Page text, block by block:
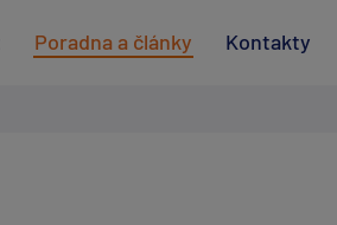
Poradna a články Kontakty